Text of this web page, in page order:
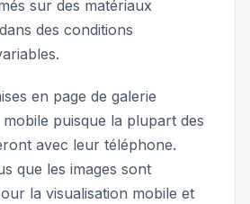
sur des matériaux
des conditions
en page de galerie
puisque la plupart des
avec leur téléphone.
que les images sont
la visualisation mobile et